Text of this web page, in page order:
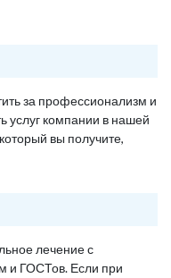
за профессионализм и
услуг компании в нашей
вы получите,
лечение с
и ГОСТов. Если при